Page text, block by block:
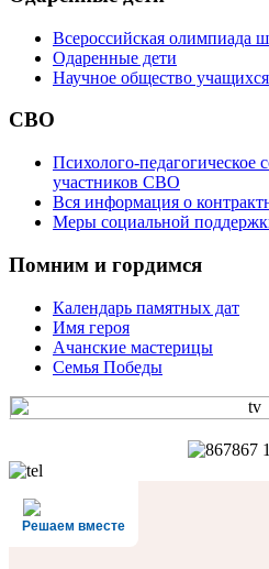
Всероссийская олимпиада
Одаренные дети
Научное общество учащихся
СВО
Психолого-педагогическое
участников СВО
Вся информация о
Меры социальной
Помним и гордимся
Календарь памятных дат
Имя героя
Ачанские мастерицы
Семья Победы
Решаем вместе